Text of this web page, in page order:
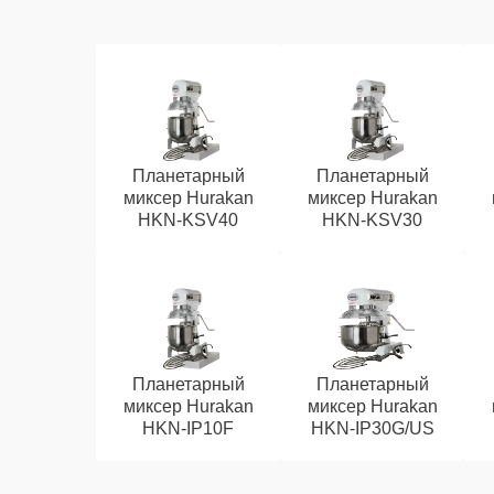
Планетарный
миксер Hurakan
HKN-KSV40
Планетарный
миксер Hurakan
HKN-KSV30
Планетарный
миксер Hurakan
HKN-IP10F
Планетарный
миксер Hurakan
HKN-IP30G/US